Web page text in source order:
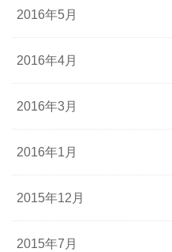
2016年5月
2016年4月
2016年3月
2016年1月
2015年12月
2015年7月